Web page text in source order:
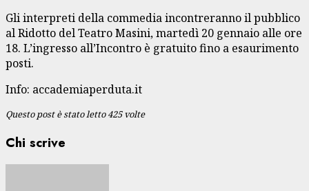
Gli interpreti della commedia incontreranno il pubblico
al Ridotto del Teatro Masini, martedì 20 gennaio alle ore
18. L’ingresso all’Incontro è gratuito fino a esaurimento
posti.
Info: accademiaperduta.it
Questo post è stato letto 425 volte
Chi scrive